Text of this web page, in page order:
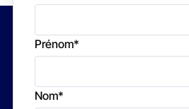
Prénom*
Nom*